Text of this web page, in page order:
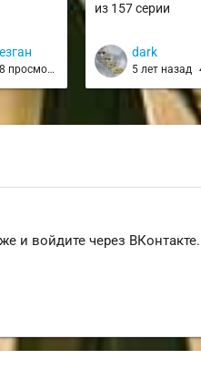
просмотров
из 157 серии
dark
5 лет назад
и войдите через ВКонтакте.